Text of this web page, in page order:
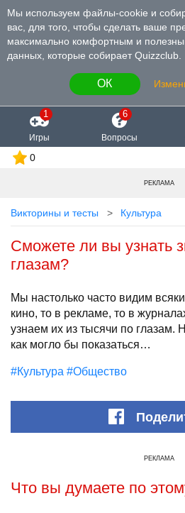
Мы используем файлы-cookie и
вас, для того, чтобы сделать ваше
максимально комфортным и
данных, которые собирает Quizzclub.
ОК
1
Игры
6
Вопросы
0
РЕКЛАМА
Викторины и тесты Культура
Сможете ли вы узнать
глазам?
Мы настолько часто видим
кино, то в рекламе, то в
узнаем их из тысячи по глазам.
как могло бы показаться…
#Культура #Общество
РЕКЛАМА
Что вы думаете по